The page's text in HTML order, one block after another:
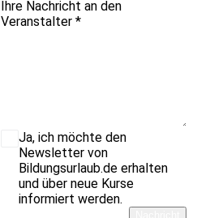
Ihre Nachricht an den
Veranstalter *
Ja, ich möchte den
Newsletter von
Bildungsurlaub.de erhalten
und über neue Kurse
informiert werden.